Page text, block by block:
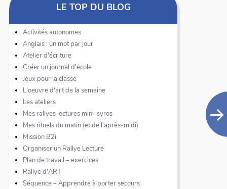
LE TOP DU BLOG
Activités autonomes
Anglais : un mot par jour
Atelier d'écriture
Créer un journal d'école
Jeux pour la classe
L'oeuvre d'art de la semaine
Les ateliers
Mes rallyes lectures mini-syros
Mes rituels du matin (et de l'après-midi)
Mission B2i
Organiser un Rallye Lecture
Plan de travail – exercices
Rallye d'ART
Séquence – Apprendre à porter secours